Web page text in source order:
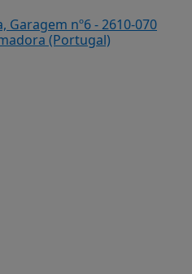
Garagem nº6 - 2610-070
(Portugal)